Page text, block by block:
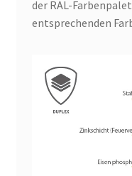
der RAL-
entsprechenden